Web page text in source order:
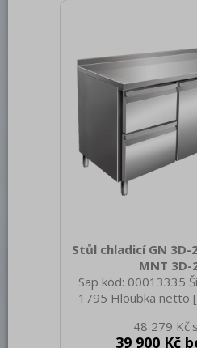
okolí [°C]: 10
Stůl chladicí GN 3D-
MNT 3D-
Sap kód: 00013335
1795 Hloubka netto
134.00 Šířka brutto
48 279 Kč
39 900 Kč